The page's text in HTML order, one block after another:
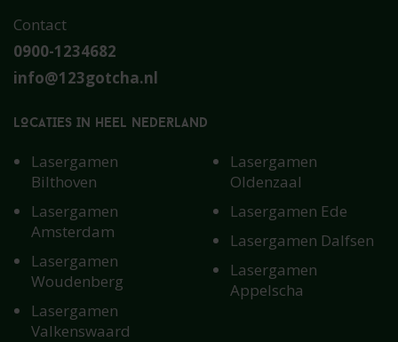
Contact
0900-1234682
info@123gotcha.nl
LOCATIES IN HEEL NEDERLAND
Lasergamen
Bilthoven
Lasergamen
Amsterdam
Lasergamen
Woudenberg
Lasergamen
Valkenswaard
Lasergamen
Oldenzaal
Lasergamen Ede
Lasergamen Dalfsen
Lasergamen
Appelscha